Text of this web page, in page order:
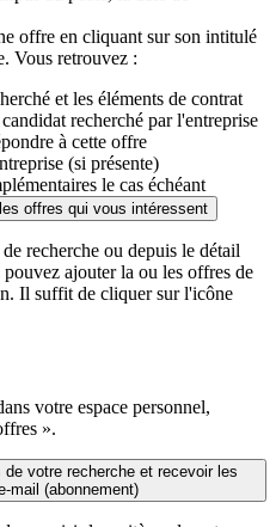
offre en cliquant sur son intitulé
Vous retrouvez :
et les éléments de contrat
recherché par l'entreprise
à cette offre
(si présente)
le cas échéant
offres qui vous intéressent
recherche ou depuis le détail
ajouter la ou les offres de
Il suffit de cliquer sur l'icône
votre espace personnel,
».
votre recherche et recevoir les
mail (abonnement)